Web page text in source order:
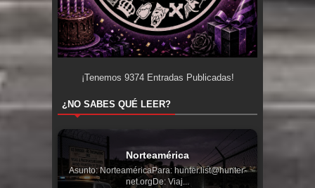
¡Tenemos 9374Entradas Publicadas!
¿NO SABES QUÉ LEER?
Norteamérica
Asunto: NorteaméricaPara: hunter.list@hunter-
net.orgDe: Viaj...